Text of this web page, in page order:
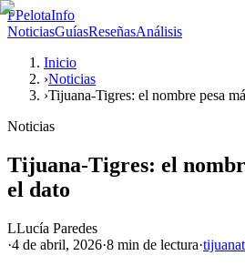
PPelotaInfo
NoticiasGuíasReseñasAnálisis
Inicio
›Noticias
›Tijuana-Tigres: el nombre pesa
Noticias
Tijuana-Tigres: el
el dato
LLucía Paredes
·4 de abril, 2026·8 min de lectura·tijuana